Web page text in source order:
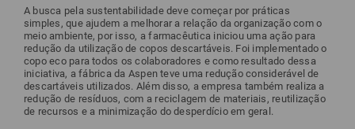
A busca pela sustentabilidade deve começar por práticas
simples, que ajudem a melhorar a relação da organização com o
meio ambiente, por isso, a farmacêutica iniciou uma ação para
redução da utilização de copos descartáveis. Foi implementado o
copo eco para todos os colaboradores e como resultado dessa
iniciativa, a fábrica da Aspen teve uma redução considerável de
descartáveis utilizados. Além disso, a empresa também realiza a
redução de resíduos, com a reciclagem de materiais, reutilização
de recursos e a minimização do desperdício em geral.